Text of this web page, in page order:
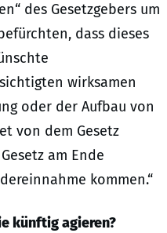
des Gesetzgebers um
dass dieses
wirksamen
oder der Aufbau von
von dem Gesetz
am Ende
kommen.“
künftig agieren?